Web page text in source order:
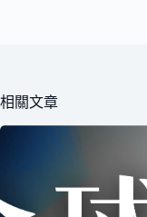
相關文章